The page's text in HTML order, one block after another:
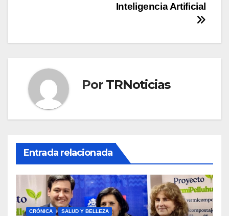
Inteligencia Artificial
Por TRNoticias
Entrada relacionada
CRÓNICA SALUD Y BELLEZA